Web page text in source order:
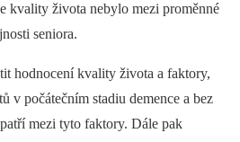
kvality života nebylo mezi proměnné
seniora.
hodnocení kvality života a faktory,
v počátečním stadiu demence a bez
mezi tyto faktory. Dále pak